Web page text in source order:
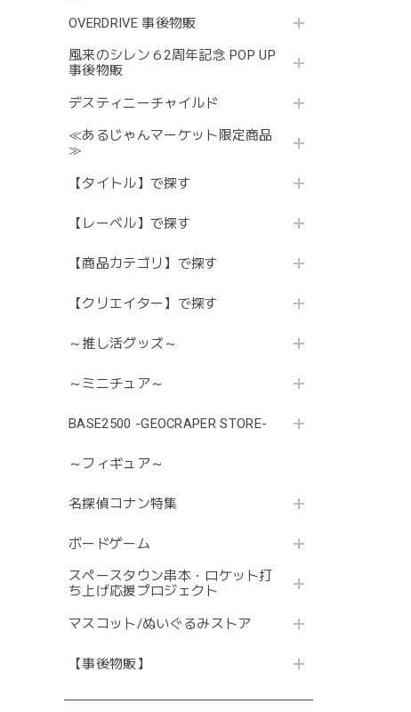
OVERDRIVE 事後物販
風来のシレン６2周年記念 POP UP
事後物販
デスティニーチャイルド
≪あるじゃんマーケット限定商品
≫
【タイトル】で探す
【レーベル】で探す
【商品カテゴリ】で探す
【クリエイター】で探す
～推し活グッズ～
～ミニチュア～
BASE2500 -GEOCRAPER STORE-
～フィギュア～
名探偵コナン特集
ボードゲーム
スペースタウン串本・ロケット打
ち上げ応援プロジェクト
マスコット/ぬいぐるみストア
【事後物販】